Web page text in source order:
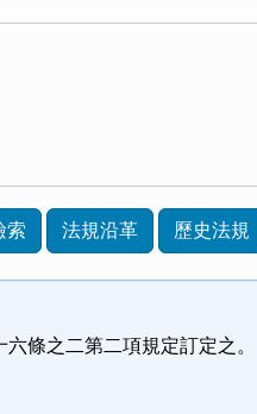
索 法規沿革 歷史法規
條之二第二項規定訂定之。